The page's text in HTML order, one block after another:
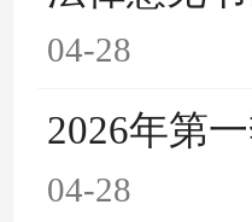
04-28
2026年第
04-28